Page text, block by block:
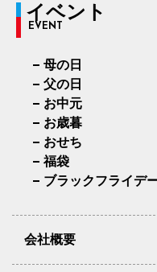
イベント
EVENT
母の日
父の日
お中元
お歳暮
おせち
福袋
ブラックフライデ
会社概要